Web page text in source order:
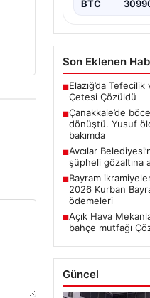
BTC
Son Eklenen
■Elazığ’da
Çetesi Çözüldü
■Çanakkale’de
dönüştü. Yusuf
bakımda
■Avcılar
şüpheli gözaltına
■Bayram
2026 Kurban
ödemeleri
■Açık Hava
bahçe mutfağı
Güncel